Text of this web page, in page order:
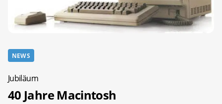
NEWS
Jubiläum
40 Jahre Macintosh